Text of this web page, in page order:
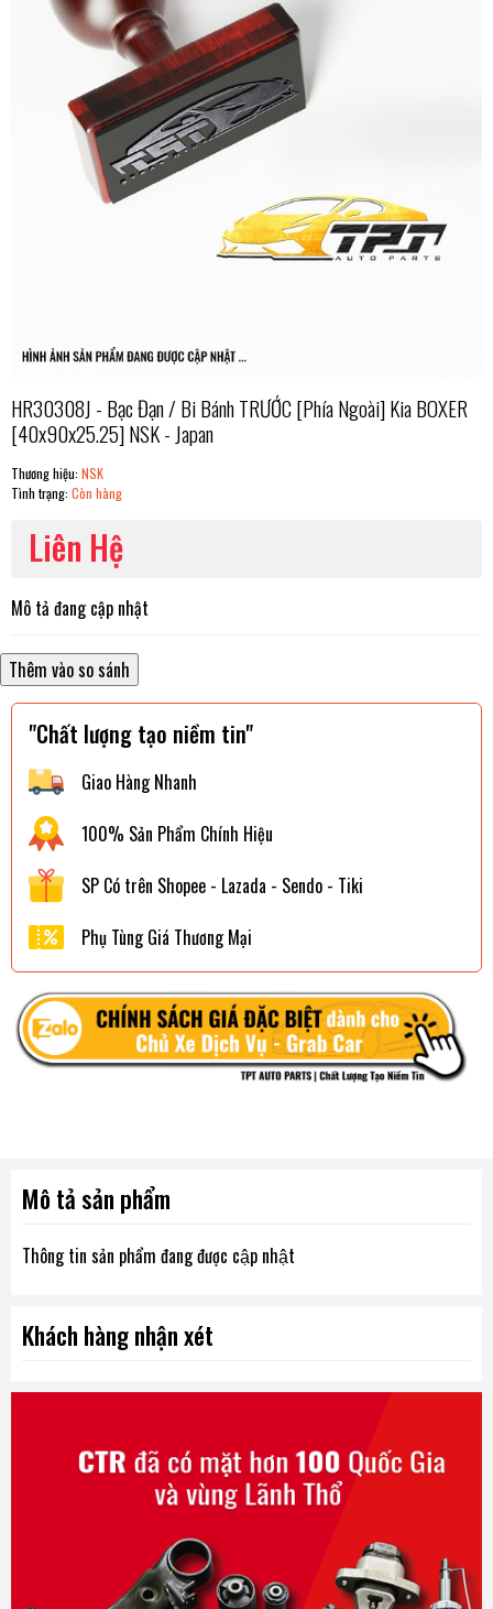
HR30308J - Bạc Đạn / Bi Bánh TRƯỚC [Phía Ngoài] Kia BOXER
[40x90x25.25] NSK - Japan
Thương hiệu: NSK
Tình trạng: Còn hàng
Liên Hệ
Mô tả đang cập nhật
"Chất lượng tạo niềm tin"
Giao Hàng Nhanh
100% Sản Phẩm Chính Hiệu
SP Có trên Shopee - Lazada - Sendo - Tiki
Phụ Tùng Giá Thương Mại
Mô tả sản phẩm
Thông tin sản phẩm đang được cập nhật
Khách hàng nhận xét